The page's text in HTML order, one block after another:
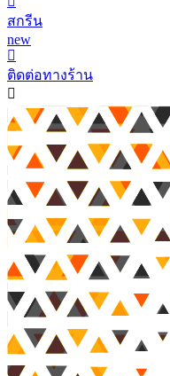
สกรีน
new
ติดต่อทางร้าน